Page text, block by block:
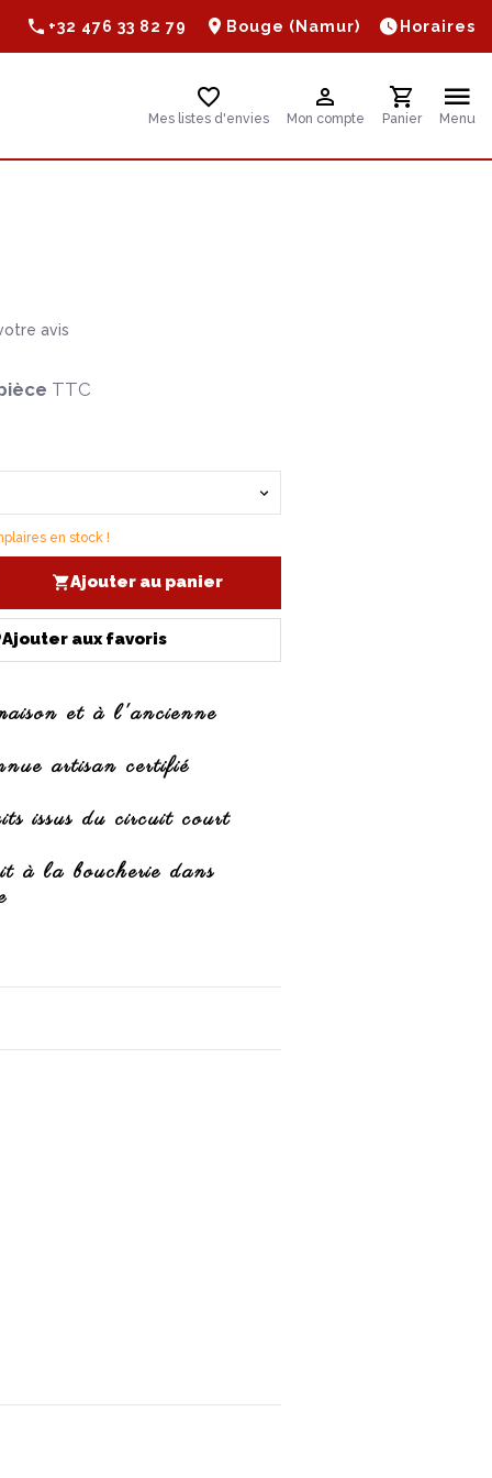
+32 476 33 82 79 Bouge (Namur) Horaires
Mes listes d'envies Mon compte Panier Menu
avis
TTC
en stock !
Ajouter au panier
Ajouter aux favoris
et à l'ancienne
artisan certifié
issus du circuit court
à la boucherie dans